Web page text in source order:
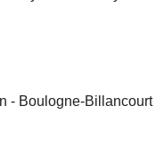
- Boulogne-Billancourt